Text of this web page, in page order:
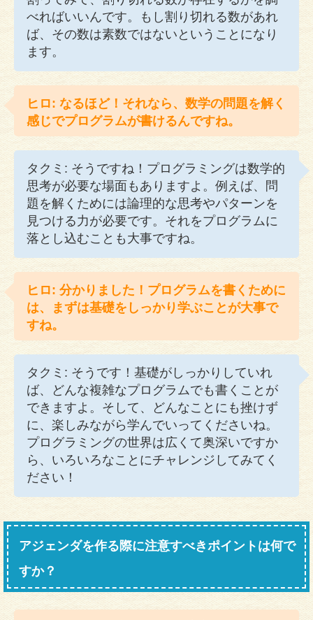
べればいいんです。もし割り切れる数があれ
ば、その数は素数ではないということになり
ます。
ヒロ: なるほど！それなら、数学の問題を解く
感じでプログラムが書けるんですね。
タクミ: そうですね！プログラミングは数学的
思考が必要な場面もありますよ。例えば、問
題を解くためには論理的な思考やパターンを
見つける力が必要です。それをプログラムに
落とし込むことも大事ですね。
ヒロ: 分かりました！プログラムを書くために
は、まずは基礎をしっかり学ぶことが大事で
すね。
タクミ: そうです！基礎がしっかりしていれ
ば、どんな複雑なプログラムでも書くことが
できますよ。そして、どんなことにも挫けず
に、楽しみながら学んでいってくださいね。
プログラミングの世界は広くて奥深いですか
ら、いろいろなことにチャレンジしてみてく
ださい！
アジェンダを作る際に注意すべきポイントは何で
すか？